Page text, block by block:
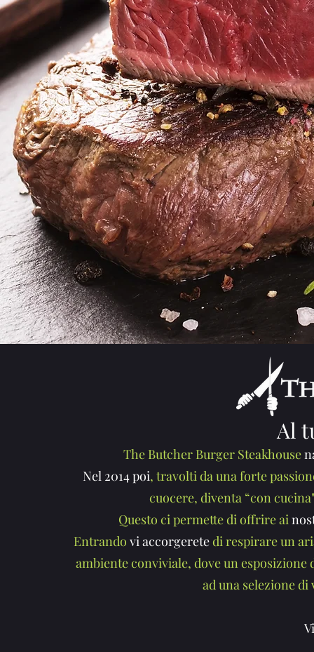
Al
The Butcher Burger Steakhouse
Nel 2014 poi, travolti da una forte
cuocere, diventa “con
Questo ci permette di offrire ai
Entrando vi accorgeretedi respirare un
ambiente conviviale, dove un esposizione
ad una selezione